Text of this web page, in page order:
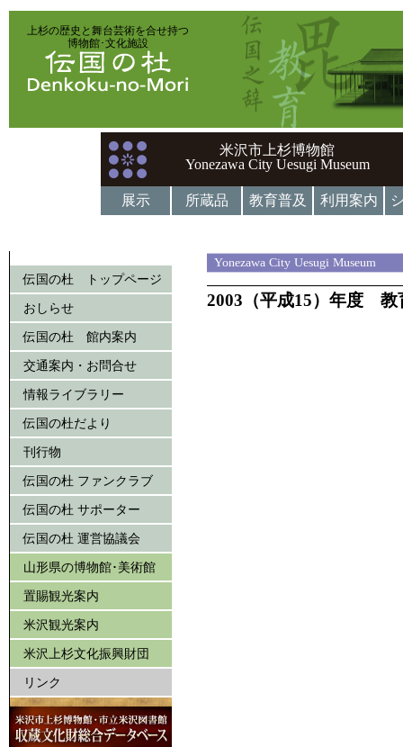
上杉の歴史と舞台芸術を合せ持つ
博物館･文化施設
米沢市上杉博物館
Yonezawa City Uesugi Museum
展示 所蔵品 教育普及 利用案内
伝国の杜 トップページ
おしらせ
伝国の杜 館内案内
交通案内・お問合せ
情報ライブラリー
伝国の杜だより
刊行物
伝国の杜 ファンクラブ
伝国の杜 サポーター
伝国の杜 運営協議会
山形県の博物館･美術館
置賜観光案内
米沢観光案内
米沢上杉文化振興財団
リンク
Yonezawa City Uesugi Museum
2003（平成15）年度 教